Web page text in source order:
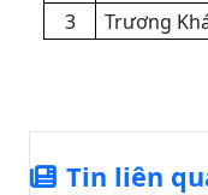
3
Trương
Tin liên